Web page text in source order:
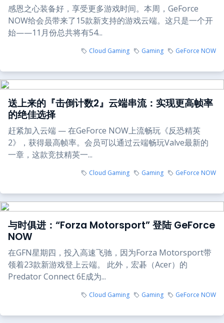
感恩之心装备好，享受更多游戏时间。本周，GeForce
NOW给会员带来了15款新支持的游戏云端。这只是一个开
始——11月份总共将有54...
Cloud Gaming Gaming GeForce NOW
送上来的『击倒计数2』云端串流：实现更高帧率
的绝佳选择
赶紧加入云端 — 在GeForce NOW上流畅玩《反恐精英
2》，获得最高帧率。会员可以通过云端畅玩Valve最新的
一章，这款竞技精英一...
Cloud Gaming Gaming GeForce NOW
与时俱进：“Forza Motorsport” 登陆 GeForce
NOW
在GFN星期四，投入高速飞驰，因为Forza Motorsport带
领着23款新游戏登上云端。 此外，宏碁（Acer）的
Predator Connect 6E成为...
Cloud Gaming Gaming GeForce NOW